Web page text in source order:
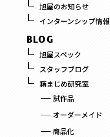
旭屋のお知らせ
インターンシップ情報
BLOG
旭屋スペック
スタッフブログ
箱まじめ研究室
試作品
オーダーメイド
商品化